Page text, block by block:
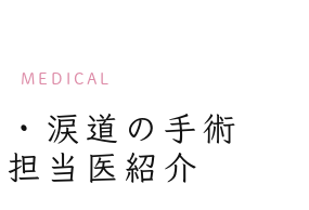
MEDICAL
・涙道の手術
当医紹介